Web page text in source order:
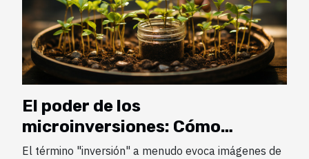
El poder de los
microinversiones: Cómo
empezar con poco
El término "inversión" a menudo evoca imágenes de